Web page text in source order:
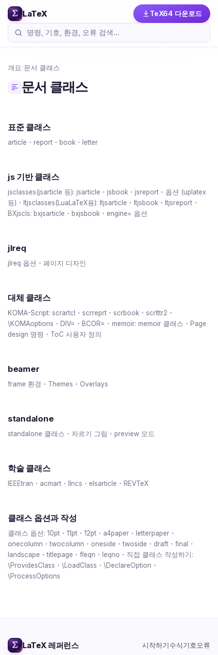
LaTeX TeX64 다운로드
개요/문서 클래스
문서 클래스
표준 클래스
article・report・book・letter
js 기반 클래스
jsclasses(jsarticle 등): jsarticle・jsbook・jsreport・옵션 (uplatex
등)・ltjsclasses(LuaLaTeX용): ltjsarticle・ltjsbook・ltjsreport・
BXjscls: bxjsarticle・bxjsbook・engine= 옵션
jlreq
jlreq 옵션・페이지 디자인
대체 클래스
KOMA-Script: scrartcl・scrreprt・scrbook・scrlttr2・
\KOMAoptions・DIV=・BCOR=・memoir: memoir 클래스・Page
design 명령・ToC 사용자 정의
beamer
frame 환경・Themes・Overlays
standalone
standalone 클래스・자르기 그림・preview 모드
학술 클래스
IEEEtran・acmart・llncs・elsarticle・REVTeX
클래스 옵션과 작성
클래스 옵션: 10pt・11pt・12pt・a4paper・letterpaper・
onecolumn・twocolumn・oneside・twoside・draft・final・
landscape・titlepage・fleqn・leqno・직접 클래스 작성하기:
\ProvidesClass・\LoadClass・\DeclareOption・
\ProcessOptions
LaTeX 레퍼런스 시작하기수식기호오류